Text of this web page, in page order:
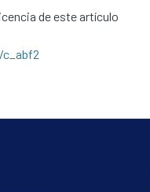
de este artículo